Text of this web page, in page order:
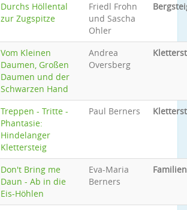
Durchs Höllental
zur Zugspitze
Friedl Frohn
und Sascha
Ohler
Vom Kleinen
Daumen, Großen
Daumen und der
Schwarzen Hand
Andrea
Oversberg
Treppen - Tritte -
Phantasie:
Hindelanger
Klettersteig
Paul Berners
Don't Bring me
Daun - Ab in die
Eis-Höhlen
Eva-Maria
Berners